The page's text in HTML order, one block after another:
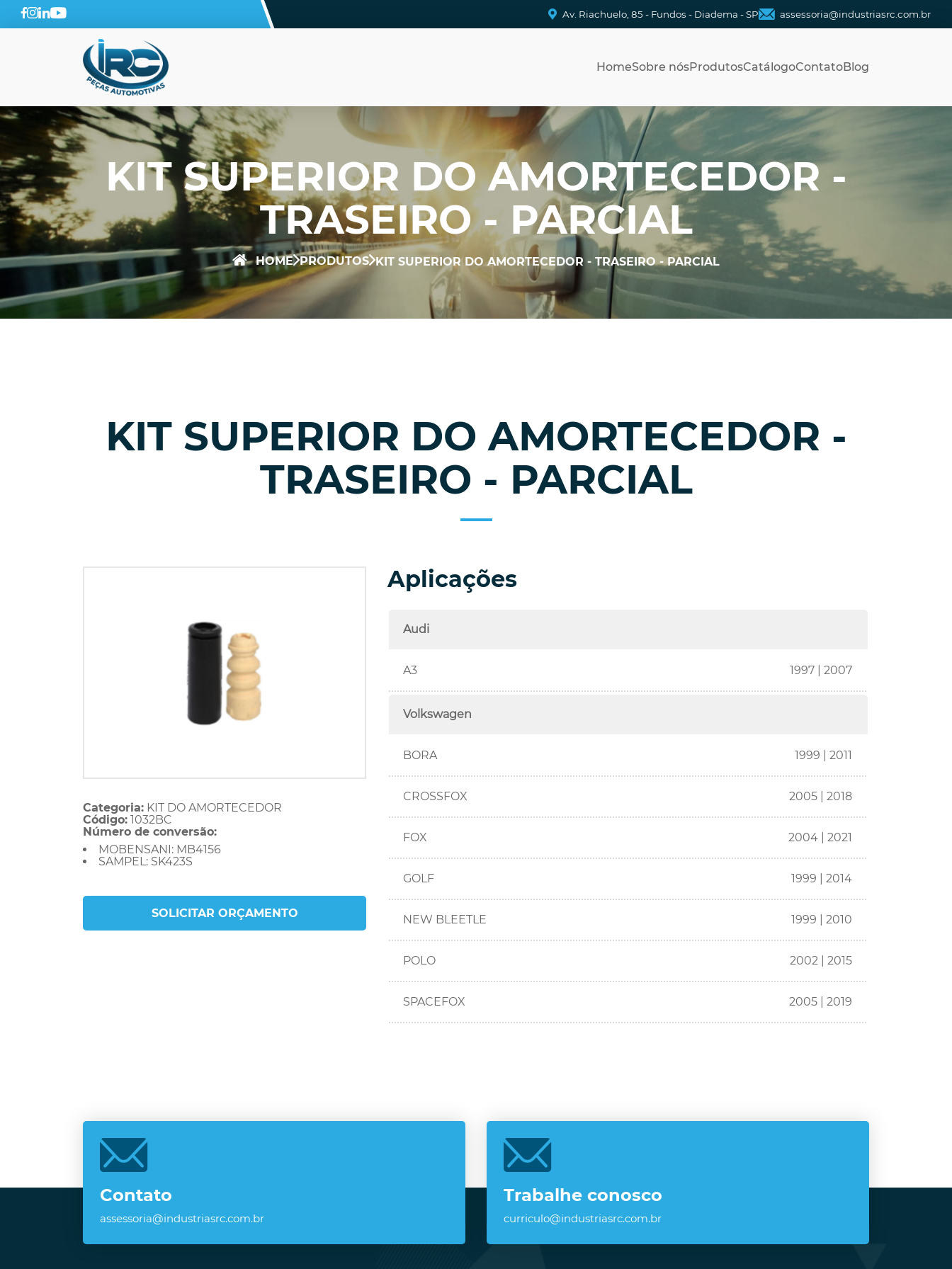
Av. Riachuelo, 85 - Fundos - Diadema - SP assessoria@industriasrc.com.br
HomeSobre nósProdutosCatálogoContatoBlog
KIT SUPERIOR DO AMORTECEDOR -
TRASEIRO - PARCIAL
HOME PRODUTOS KIT SUPERIOR DO AMORTECEDOR - TRASEIRO - PARCIAL
KIT SUPERIOR DO AMORTECEDOR -
TRASEIRO - PARCIAL
Categoria: KIT DO AMORTECEDOR
Código: 1032BC
Número de conversão:
MOBENSANI: MB4156
SAMPEL: SK423S
SOLICITAR ORÇAMENTO
Aplicações
Audi
A3 1997 | 2007
Volkswagen
BORA 1999 | 2011
CROSSFOX 2005 | 2018
FOX 2004 | 2021
GOLF 1999 | 2014
NEW BLEETLE 1999 | 2010
POLO 2002 | 2015
SPACEFOX 2005 | 2019
Contato
assessoria@industriasrc.com.br
Trabalhe conosco
curriculo@industriasrc.com.br